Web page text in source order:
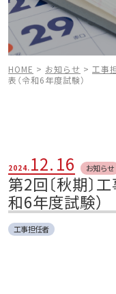
HOME > お知らせ > 工事
表（令和6年度試験）
第2回〔秋期〕
和6年度試験）
2024. 12. 16 お知らせ
工事担任者